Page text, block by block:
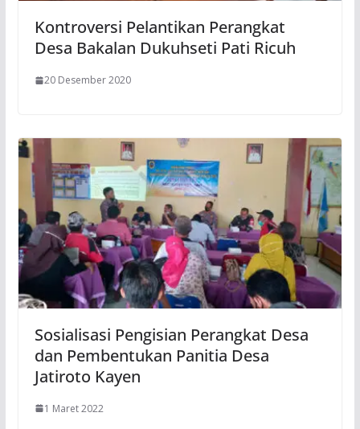
Kontroversi Pelantikan Perangkat
Desa Bakalan Dukuhseti Pati Ricuh
20 Desember 2020
Sosialisasi Pengisian Perangkat Desa
dan Pembentukan Panitia Desa
Jatiroto Kayen
1 Maret 2022